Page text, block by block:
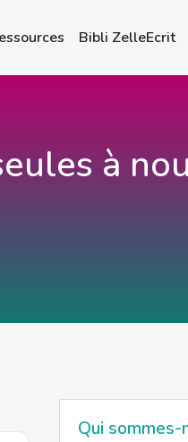
Bibli ZelleEcrit
à
Qui sommes-